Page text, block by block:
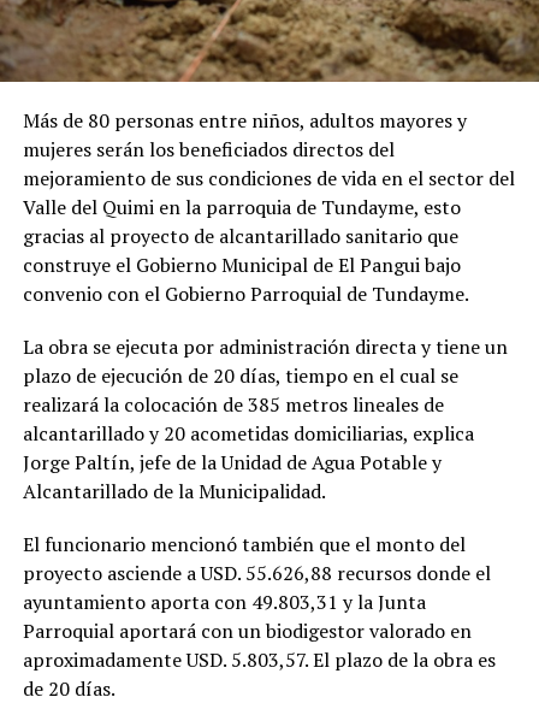
Más de 80 personas entre niños, adultos mayores y
mujeres serán los beneficiados directos del
mejoramiento de sus condiciones de vida en el sector del
Valle del Quimi en la parroquia de Tundayme, esto
gracias al proyecto de alcantarillado sanitario que
construye el Gobierno Municipal de El Pangui bajo
convenio con el Gobierno Parroquial de Tundayme.
La obra se ejecuta por administración directa y tiene un
plazo de ejecución de 20 días, tiempo en el cual se
realizará la colocación de 385 metros lineales de
alcantarillado y 20 acometidas domiciliarias, explica
Jorge Paltín, jefe de la Unidad de Agua Potable y
Alcantarillado de la Municipalidad.
El funcionario mencionó también que el monto del
proyecto asciende a USD. 55.626,88 recursos donde el
ayuntamiento aporta con 49.803,31 y la Junta
Parroquial aportará con un biodigestor valorado en
aproximadamente USD. 5.803,57. El plazo de la obra es
de 20 días.